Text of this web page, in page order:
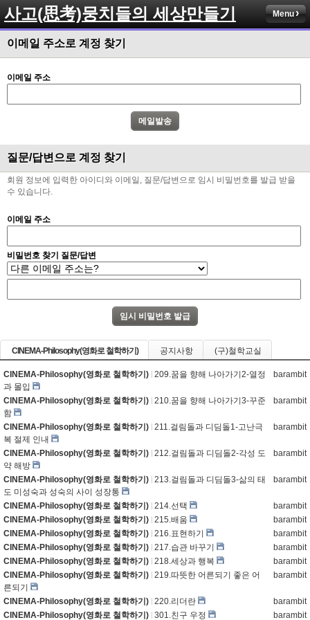
사고(思考)뭉치들의 세상만들기 Menu
이메일 주소로 계정 찾기
이메일 주소
질문/답변으로 계정 찾기
회원 정보에 입력한 아이디와 이메일, 질문/답변으로 임시 비밀번호를 발급 받을
수 있습니다.
이메일 주소
비밀번호 찾기 질문/답변
CINEMA-Philosophy(영화로 철학하기) 공지사항 (구)철학교실
CINEMA-Philosophy(영화로 철학하기) 209.꿈을 향해 나아가기2-열정
과 몰입
barambit
CINEMA-Philosophy(영화로 철학하기) 210.꿈을 향해 나아가기3-꾸준
함
barambit
CINEMA-Philosophy(영화로 철학하기) 211.걸림돌과 디딤돌1-고난극
복 절제 인내
barambit
CINEMA-Philosophy(영화로 철학하기) 212.걸림돌과 디딤돌2-각성 도
약 해방
barambit
CINEMA-Philosophy(영화로 철학하기) 213.걸림돌과 디딤돌3-삶의 태
도 미성숙과 성숙의 사이 성장통
barambit
CINEMA-Philosophy(영화로 철학하기) 214.선택
barambit
CINEMA-Philosophy(영화로 철학하기) 215.배움
barambit
CINEMA-Philosophy(영화로 철학하기) 216.표현하기
barambit
CINEMA-Philosophy(영화로 철학하기) 217.습관 바꾸기
barambit
CINEMA-Philosophy(영화로 철학하기) 218.세상과 행복
barambit
CINEMA-Philosophy(영화로 철학하기) 219.따뜻한 어른되기 좋은 어
른되기
barambit
CINEMA-Philosophy(영화로 철학하기) 220.리더란
barambit
CINEMA-Philosophy(영화로 철학하기) 301.친구 우정 barambit